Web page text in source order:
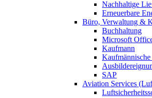
Nachhaltige
Erneuerbare
Büro, Verwaltung &
Buchhaltung
Microsoft
Kaufmann
SAP
Aviation Services